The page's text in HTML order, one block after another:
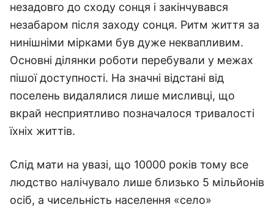
незадовго до сходу сонця і закінчувався
незабаром після заходу сонця. Ритм життя за
нинішніми мірками був дуже неквапливим.
Основні ділянки роботи перебували у межах
пішої доступності. На значні відстані від
поселень видалялися лише мисливці, що
вкрай несприятливо позначалося тривалості
їхніх життів.
Слід мати на увазі, що 10000 років тому все
людство налічувало лише близько 5 мільйонів
осіб, а чисельність населення «село»